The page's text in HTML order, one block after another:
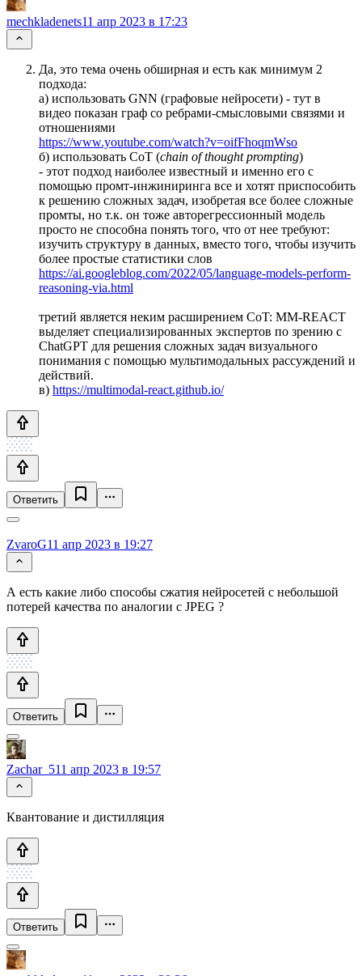
mechkladenets11 апр 2023 в 17:23
Да, это тема очень обширная и есть как минимум 2
подхода:
а) использовать GNN (графовые нейросети) - тут в
видео показан граф со ребрами-смысловыми связями и
отношениями
https://www.youtube.com/watch?v=oifFhoqmWso
б) использовать CoT (chain of thought prompting)
- этот подход наиболее известный и именно его с
помощью промт-инжиниринга все и хотят приспособить
к решению сложных задач, изобретая все более сложные
промты, но т.к. он тоже авторегрессионный модель
просто не способна понять того, что от нее требуют:
изучить структуру в данных, вместо того, чтобы изучить
более простые статистики слов
https://ai.googleblog.com/2022/05/language-models-perform-
reasoning-via.html
третий является неким расширением CoT: MM-REACT
выделяет специализированных экспертов по зрению с
ChatGPT для решения сложных задач визуального
понимания с помощью мультимодальных рассуждений и
действий.
в) https://multimodal-react.github.io/
Ответить
ZvaroG11 апр 2023 в 19:27
А есть какие либо способы сжатия нейросетей с небольшой
потерей качества по аналогии с JPEG ?
Ответить
Zachar_511 апр 2023 в 19:57
Квантование и дистилляция
Ответить